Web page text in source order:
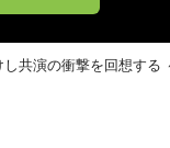
共演の衝撃を回想す